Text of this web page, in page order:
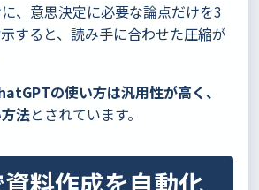
、意思決定に必要な論点だけを3
すると、読み手に合わせた圧縮が
の使い方は汎用性が高く、
法とされています。